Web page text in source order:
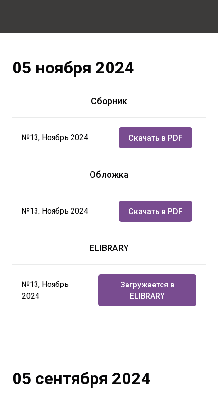
05 ноября 2024
Сборник
№13, Ноябрь 2024 Скачать в PDF
Обложка
№13, Ноябрь 2024 Скачать в PDF
ELIBRARY
№13, Ноябрь
2024
Загружается в
ELIBRARY
05 сентября 2024